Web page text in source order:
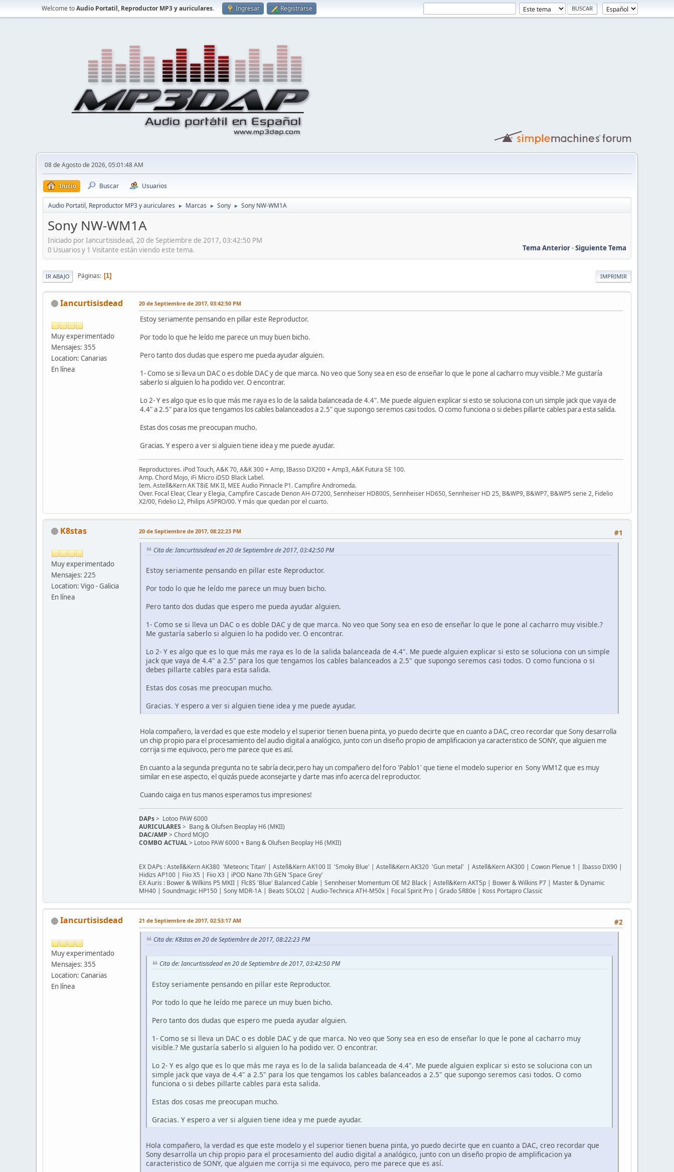
Welcome toAudio Portatil, Reproductor MP3 y auriculares. Ingresar Registrarse
08 de Agosto de 2026, 05:01:48 AM
Inicio Buscar Usuarios
Audio Portatil, Reproductor MP3 y auriculares ► Marcas ► Sony ► Sony NW-WM1A
Sony NW-WM1A
Iniciado por Iancurtisisdead, 20 de Septiembre de 2017, 03:42:50 PM
Tema Anterior-Siguiente Tema
0 Usuarios y 1 Visitante están viendo este tema.
IMPRIMIR
IR ABAJO Páginas 1
Iancurtisisdead
Muy experimentado
Mensajes: 355
Location: Canarias
En línea
20 de Septiembre de 2017, 03:42:50 PM
Estoy seriamente pensando en pillar este Reproductor.
Por todo lo que he leído me parece un muy buen bicho.
Pero tanto dos dudas que espero me pueda ayudar alguien.
1- Como se si lleva un DAC o es doble DAC y de que marca. No veo que Sony sea en eso de enseñar lo que le pone al cacharro muy visible.? Me gustaría
saberlo si alguien lo ha podido ver. O encontrar.
Lo 2- Y es algo que es lo que más me raya es lo de la salida balanceada de 4.4". Me puede alguien explicar si esto se soluciona con un simple jack que vaya de
4.4" a 2.5" para los que tengamos los cables balanceados a 2.5" que supongo seremos casi todos. O como funciona o si debes pillarte cables para esta salida.
Estas dos cosas me preocupan mucho.
Gracias. Y espero a ver si alguien tiene idea y me puede ayudar.
Reproductores. iPod Touch, A&K 70, A&K 300 + Amp, IBasso DX200 + Amp3, A&K Futura SE 100.
Amp. Chord Mojo, iFi Micro iDSD Black Label.
Iem. Astell&Kern AK T8iE MK II, MEE Audio Pinnacle P1. Campfire Andromeda.
Over. Focal Elear, Clear y Elegia, Campfire Cascade Denon AH-D7200, Sennheiser HD800S, Sennheiser HD650, Sennheiser HD 25, B&WP9, B&WP7, B&WP5 serie 2, Fidelio
X2/00, Fidelio L2, Philips A5PRO/00. Y más que quedan por el cuarto.
K8stas
Muy experimentado
Mensajes: 225
Location: Vigo - Galicia
En línea
#1
20 de Septiembre de 2017, 08:22:23 PM
Cita de: Iancurtisisdead en 20 de Septiembre de 2017, 03:42:50 PM
Estoy seriamente pensando en pillar este Reproductor.
Por todo lo que he leído me parece un muy buen bicho.
Pero tanto dos dudas que espero me pueda ayudar alguien.
1- Como se si lleva un DAC o es doble DAC y de que marca. No veo que Sony sea en eso de enseñar lo que le pone al cacharro muy visible.?
Me gustaría saberlo si alguien lo ha podido ver. O encontrar.
Lo 2- Y es algo que es lo que más me raya es lo de la salida balanceada de 4.4". Me puede alguien explicar si esto se soluciona con un simple
jack que vaya de 4.4" a 2.5" para los que tengamos los cables balanceados a 2.5" que supongo seremos casi todos. O como funciona o si
debes pillarte cables para esta salida.
Estas dos cosas me preocupan mucho.
Gracias. Y espero a ver si alguien tiene idea y me puede ayudar.
Hola compañero, la verdad es que este modelo y el superior tienen buena pinta, yo puedo decirte que en cuanto a DAC, creo recordar que Sony desarrolla
un chip propio para el procesamiento del audio digital a analógico, junto con un diseño propio de amplificacion ya caracteristico de SONY, que alguien me
corrija si me equivoco, pero me parece que es así.
En cuanto a la segunda pregunta no te sabría decir,pero hay un compañero del foro 'Pablo1' que tiene el modelo superior en Sony WM1Z que es muy
similar en ese aspecto, el quizás puede aconsejarte y darte mas info acerca del reproductor.
Cuando caiga en tus manos esperamos tus impresiones!
DAPs> Lotoo PAW 6000
AURICULARES > Bang & Olufsen Beoplay H6 (MKII)
DAC/AMP > Chord MOJO
COMBO ACTUAL> Lotoo PAW 6000 + Bang & Olufsen Beoplay H6 (MKII)
EX DAPs : Astell&Kern AK380 'Meteoric Titan' | Astell&Kern AK100 II 'Smoky Blue' | Astell&Kern AK320 'Gun metal' | Astell&Kern AK300 | Cowon Plenue 1 | Ibasso DX90 |
Hidizs AP100 | Fiio X5 | Fiio X3 | iPOD Nano 7th GEN 'Space Grey'
EX Auris : Bower & Wilkins P5 MKII | Flc8S 'Blue' Balanced Cable | Sennheiser Momentum OE M2 Black | Astell&Kern AKT5p | Bower & Wilkins P7 | Master & Dynamic
MH40 | Soundmagic HP150 | Sony MDR-1A | Beats SOLO2 | Audio-Technica ATH-M50x | Focal Spirit Pro | Grado SR80e | Koss Portapro Classic
Iancurtisisdead
Muy experimentado
Mensajes: 355
Location: Canarias
En línea
#2
21 de Septiembre de 2017, 02:53:17 AM
Cita de: K8stas en 20 de Septiembre de 2017, 08:22:23 PM
Cita de: Iancurtisisdead en 20 de Septiembre de 2017, 03:42:50 PM
Estoy seriamente pensando en pillar este Reproductor.
Por todo lo que he leído me parece un muy buen bicho.
Pero tanto dos dudas que espero me pueda ayudar alguien.
1- Como se si lleva un DAC o es doble DAC y de que marca. No veo que Sony sea en eso de enseñar lo que le pone al cacharro muy
visible.? Me gustaría saberlo si alguien lo ha podido ver. O encontrar.
Lo 2- Y es algo que es lo que más me raya es lo de la salida balanceada de 4.4". Me puede alguien explicar si esto se soluciona con un
simple jack que vaya de 4.4" a 2.5" para los que tengamos los cables balanceados a 2.5" que supongo seremos casi todos. O como
funciona o si debes pillarte cables para esta salida.
Estas dos cosas me preocupan mucho.
Gracias. Y espero a ver si alguien tiene idea y me puede ayudar.
Hola compañero, la verdad es que este modelo y el superior tienen buena pinta, yo puedo decirte que en cuanto a DAC, creo recordar que
Sony desarrolla un chip propio para el procesamiento del audio digital a analógico, junto con un diseño propio de amplificacion ya
caracteristico de SONY, que alguien me corrija si me equivoco, pero me parece que es así.